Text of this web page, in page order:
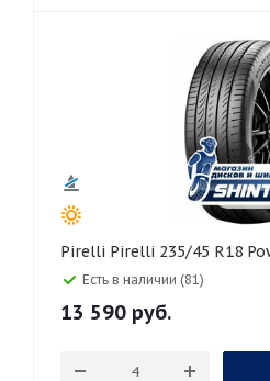
Pirelli Pirelli 235/45 R18
Есть в наличии (81)
13 590 руб.